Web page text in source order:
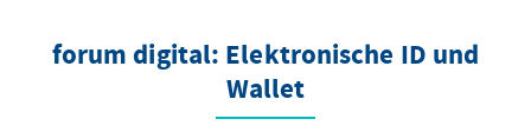
forum digital: Elektronische ID und
Wallet